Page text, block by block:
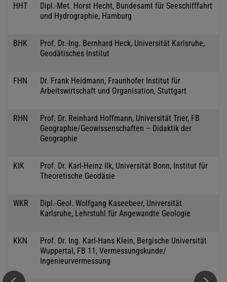
HHT
Dipl.-Met. Horst Hecht, Bundesamt für Seeschifffahrt
und Hydrographie, Hamburg
BHK
Prof. Dr.-Ing. Bernhard Heck, Universität Karlsruhe,
Geodätisches Institut
FHN
Dr. Frank Heidmann, Fraunhofer Institut für
Arbeitswirtschaft und Organisation, Stuttgart
RHN
Prof. Dr. Reinhard Hoffmann, Universität Trier, FB
Geographie/Geowissenschaften – Didaktik der
Geographie
KIK
Prof. Dr. Karl-Heinz Ilk, Universität Bonn, Institut für
Theoretische Geodäsie
WKR
Dipl.-Geol. Wolfgang Kaseebeer, Universität
Karlsruhe, Lehrstuhl für Angewandte Geologie
KKN
Prof. Dr. Ing. Karl-Hans Klein, Bergische Universität
Wuppertal, FB 11, Vermessungskunde/
Ingenieurvermessung